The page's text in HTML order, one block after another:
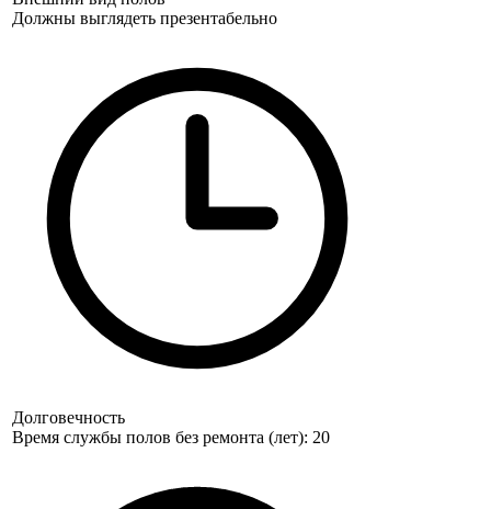
Должны выглядеть презентабельно
Долговечность
Время службы полов без ремонта (лет): 20